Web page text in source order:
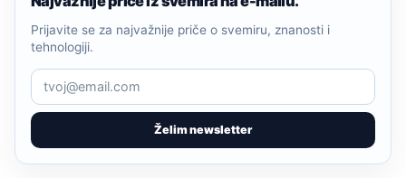
Želim newsletter
Prijavite se za najvažnije priče o svemiru, znanosti i
tehnologiji.